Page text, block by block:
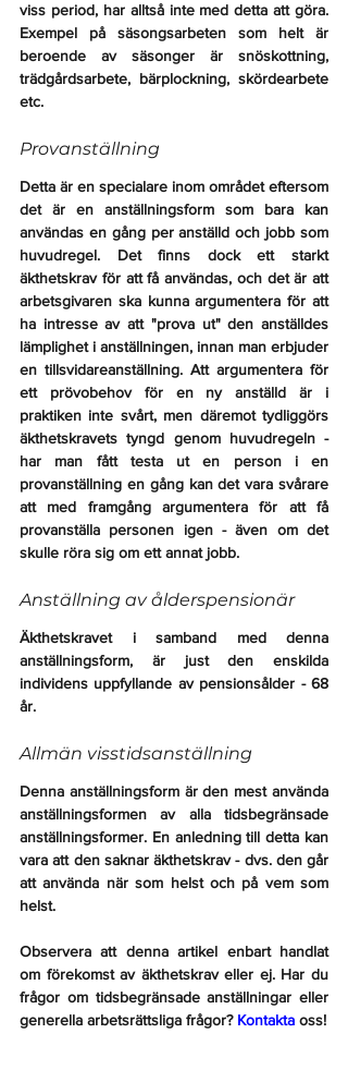
viss period, har alltså inte med detta att göra.
Exempel på säsongsarbeten som helt är
beroende av säsonger är snöskottning,
trädgårdsarbete, bärplockning, skördearbete
etc.
Provanställning
Detta är en specialare inom området eftersom
det är en anställningsform som bara kan
användas en gång per anställd och jobb som
huvudregel. Det finns dock ett starkt
äkthetskrav för att få användas, och det är att
arbetsgivaren ska kunna argumentera för att
ha intresse av att "prova ut" den anställdes
lämplighet i anställningen, innan man erbjuder
en tillsvidareanställning. Att argumentera för
ett prövobehov för en ny anställd är i
praktiken inte svårt, men däremot tydliggörs
äkthetskravets tyngd genom huvudregeln -
har man fått testa ut en person i en
provanställning en gång kan det vara svårare
att med framgång argumentera för att få
provanställa personen igen - även om det
skulle röra sig om ett annat jobb.
Anställning av ålderspensionär
Äkthetskravet i samband med denna
anställningsform, är just den enskilda
individens uppfyllande av pensionsålder - 68
år.
Allmän visstidsanställning
Denna anställningsform är den mest använda
anställningsformen av alla tidsbegränsade
anställningsformer. En anledning till detta kan
vara att den saknar äkthetskrav - dvs. den går
att använda när som helst och på vem som
helst.
Observera att denna artikel enbart handlat
om förekomst av äkthetskrav eller ej. Har du
frågor om tidsbegränsade anställningar eller
generella arbetsrättsliga frågor? Kontakta oss!